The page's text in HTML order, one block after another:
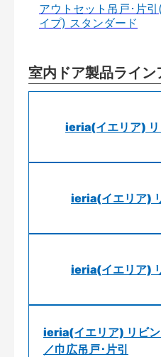
アウトセット吊戸･片
イプ) スタンダード
室内ドア製品ライン
ieria(イエリア) リ
ieria(イエリア)
ieria(イエリア)
ieria(イエリア) リビン
／巾広吊戸･片引